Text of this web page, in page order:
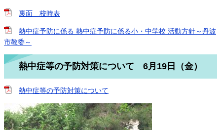
裏面 校時表
熱中症予防に係る 熱中症予防に係る小・中学校 活動方針～丹波
市教委～
熱中症等の予防対策について 6月19日（金）
熱中症等の予防対策について